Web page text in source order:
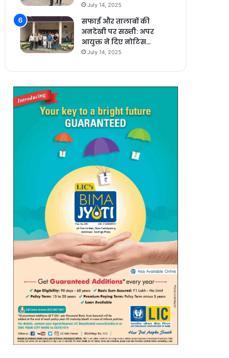
July 14, 2025
सफाई और तालाबों की
अनदेखी पर सख्ती: अपर
आयुक्त ने दिए नोटिस…
July 14, 2025